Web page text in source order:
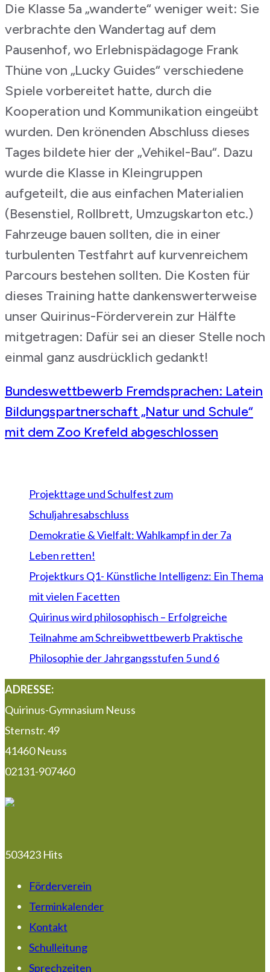
Die Klasse 5a „wanderte“ weniger weit: Sie
verbrachte den Wandertag auf dem
Pausenhof, wo Erlebnispädagoge Frank
Thüne von „Lucky Guides“ verschiedene
Spiele vorbereitet hatte, durch die
Kooperation und Kommunikation eingeübt
wurden. Den krönenden Abschluss dieses
Tages bildete hier der „Vehikel-Bau“. Dazu
wurde die Klasse in Kleingruppen
aufgeteilt, die aus einfachen Materialien
(Besenstiel, Rollbrett, Umzugskarton etc.)
Fahrzeuge bauen sollten, die in einer
turbulenten Testfahrt auf kurvenreichem
Parcours bestehen sollten. Die Kosten für
dieses Training hatte dankenswerterweise
unser Quirinus-Förderverein zur Hälfte
mitgetragen: Dafür sei an dieser Stelle noch
einmal ganz ausdrücklich gedankt!
Beitragsnavigation
Bundeswettbewerb Fremdsprachen: Latein
Bildungspartnerschaft „Natur und Schule“
mit dem Zoo Krefeld abgeschlossen
Projekttage und Schulfest zum
Schuljahresabschluss
Demokratie & Vielfalt: Wahlkampf in der 7a
Leben retten!
Projektkurs Q1- Künstliche Intelligenz: Ein Thema
mit vielen Facetten
Quirinus wird philosophisch – Erfolgreiche
Teilnahme am Schreibwettbewerb Praktische
Philosophie der Jahrgangsstufen 5 und 6
ADRESSE:
Quirinus-Gymnasium Neuss
Sternstr. 49
41460 Neuss
02131-907460
503423 Hits
Förderverein
Terminkalender
Kontakt
Schulleitung
Sprechzeiten